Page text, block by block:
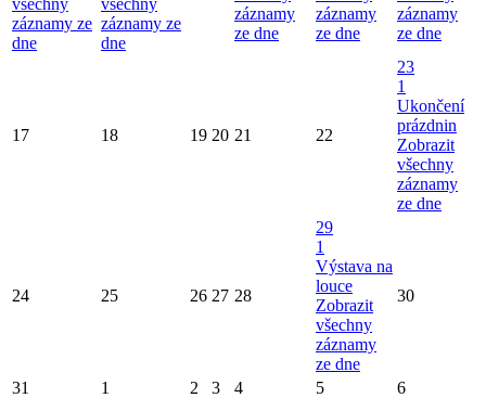
záznamy ze
dne
záznamy ze
dne
záznamy
ze dne
záznamy
ze dne
záznamy
ze dne
17 18 19 20 21 22
23
1
Ukončení
prázdnin
Zobrazit
všechny
záznamy
ze dne
24 25 26 27 28
29
1
Výstava na
louce
Zobrazit
všechny
záznamy
ze dne
30
31 1 2 3 4 5 6